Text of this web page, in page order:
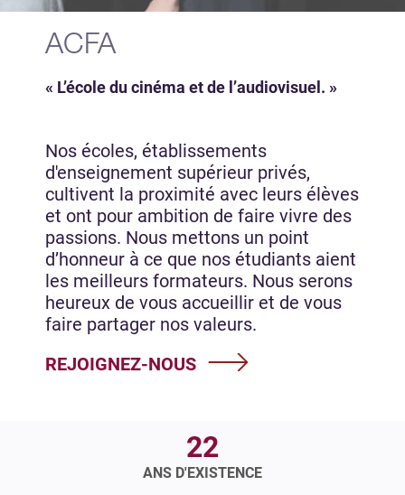
ACFA
« L’école du cinéma et de l’audiovisuel. »
Nos écoles, établissements
d'enseignement supérieur privés,
cultivent la proximité avec leurs élèves
et ont pour ambition de faire vivre des
passions. Nous mettons un point
d’honneur à ce que nos étudiants aient
les meilleurs formateurs. Nous serons
heureux de vous accueillir et de vous
faire partager nos valeurs.
REJOIGNEZ-NOUS
22
ANS D'EXISTENCE